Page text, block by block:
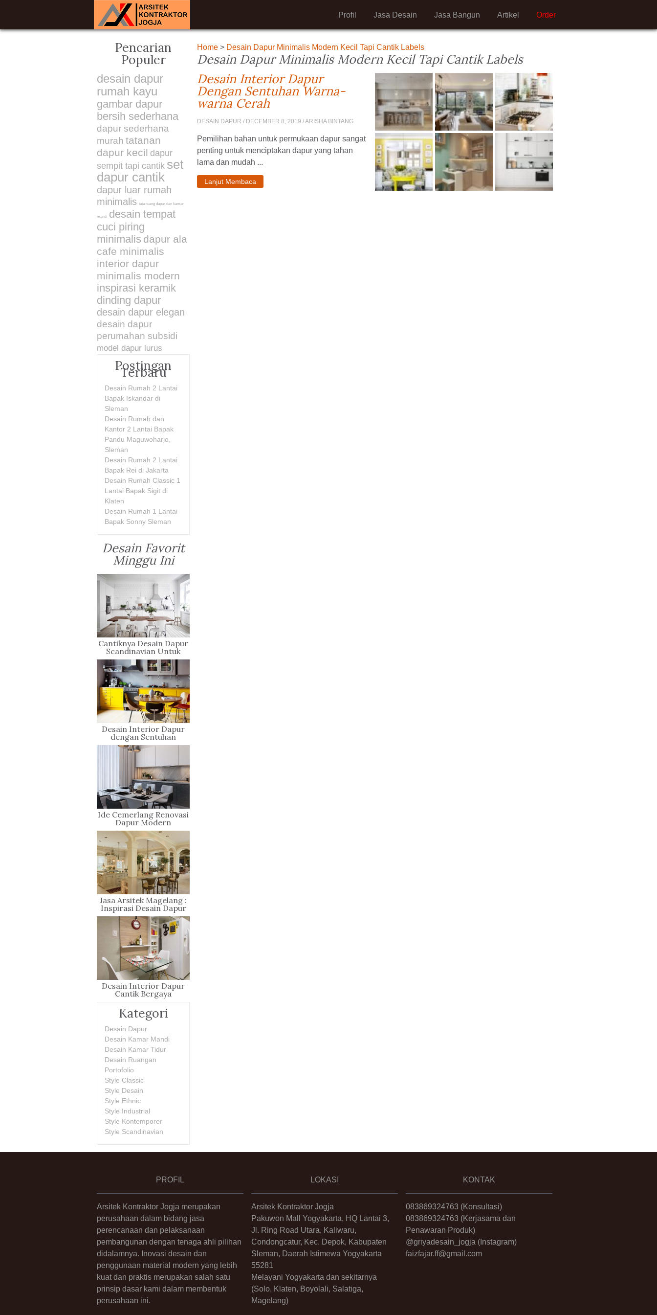
Order
Artikel
Jasa Bangun
Jasa Desain
Profil
Home > Desain Dapur Minimalis Modern Kecil Tapi Cantik Labels
Desain Dapur Minimalis Modern Kecil Tapi Cantik Labels
Desain Interior Dapur
Dengan Sentuhan Warna-
warna Cerah
DESAIN DAPUR / DECEMBER 8, 2019 / ARISHA BINTANG
Pemilihan bahan untuk permukaan dapur sangat
penting untuk menciptakan dapur yang tahan
lama dan mudah ...
Lanjut Membaca
Pencarian
Populer
desain dapur
rumah kayu
gambar dapur
bersih sederhana
dapur sederhana
murah tatanan
dapur kecil dapur
sempit tapi cantik set
dapur cantik
dapur luar rumah
minimalis tata ruang dapur dan kamar
mandi
desain tempat
cuci piring
minimalis dapur ala
cafe minimalis
interior dapur
minimalis modern
inspirasi keramik
dinding dapur
desain dapur elegan
desain dapur
perumahan subsidi
model dapur lurus
Postingan
Terbaru
Desain Rumah 2 Lantai
Bapak Iskandar di
Sleman
Desain Rumah dan
Kantor 2 Lantai Bapak
Pandu Maguwoharjo,
Sleman
Desain Rumah 2 Lantai
Bapak Rei di Jakarta
Desain Rumah Classic 1
Lantai Bapak Sigit di
Klaten
Desain Rumah 1 Lantai
Bapak Sonny Sleman
Desain Favorit
Minggu Ini
Cantiknya Desain Dapur
Scandinavian Untuk
Rumah Mewah
Desain Interior Dapur
dengan Sentuhan
Warna-warna Cerah
Ide Cemerlang Renovasi
Dapur Modern
Jasa Arsitek Magelang :
Inspirasi Desain Dapur
Terbaik
Desain Interior Dapur
Cantik Bergaya
Bohemian
Kategori
Desain Dapur
Desain Kamar Mandi
Desain Kamar Tidur
Desain Ruangan
Portofolio
Style Classic
Style Desain
Style Ethnic
Style Industrial
Style Kontemporer
Style Scandinavian
PROFIL
Arsitek Kontraktor Jogja merupakan
perusahaan dalam bidang jasa
perencanaan dan pelaksanaan
pembangunan dengan tenaga ahli pilihan
didalamnya. Inovasi desain dan
penggunaan material modern yang lebih
kuat dan praktis merupakan salah satu
prinsip dasar kami dalam membentuk
perusahaan ini.
LOKASI
Arsitek Kontraktor Jogja
Pakuwon Mall Yogyakarta, HQ Lantai 3,
Jl. Ring Road Utara, Kaliwaru,
Condongcatur, Kec. Depok, Kabupaten
Sleman, Daerah Istimewa Yogyakarta
55281
Melayani Yogyakarta dan sekitarnya
(Solo, Klaten, Boyolali, Salatiga,
Magelang)
KONTAK
083869324763 (Konsultasi)
083869324763 (Kerjasama dan
Penawaran Produk)
@griyadesain_jogja (Instagram)
faizfajar.ff@gmail.com